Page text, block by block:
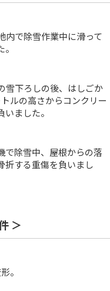
で除雪作業中に滑って
雪下ろしの後、はしごか
ルの高さからコンクリー
ました。
除雪中、屋根からの落
折する重傷を負いまし
＞
。